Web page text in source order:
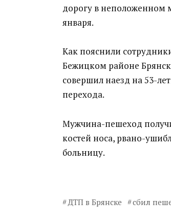
дорогу в неположенном
января.
Как пояснили
Бежицком районе
совершил наезд на 53-
перехода.
Мужчина-пешеход
костей носа, рвано-
больницу.
ДТП в Брянске сбил